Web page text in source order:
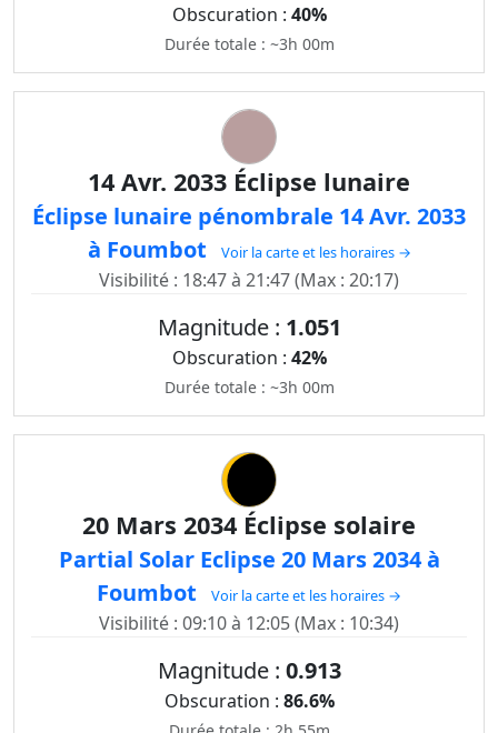
Obscuration : 40%
Durée totale : ~3h 00m
14 Avr. 2033 Éclipse lunaire
Éclipse lunaire pénombrale 14 Avr. 2033
à Foumbot
Voir la carte et les horaires →
Visibilité : 18:47 à 21:47 (Max : 20:17)
Magnitude : 1.051
Obscuration : 42%
Durée totale : ~3h 00m
20 Mars 2034 Éclipse solaire
Partial Solar Eclipse 20 Mars 2034 à
Foumbot
Voir la carte et les horaires →
Visibilité : 09:10 à 12:05 (Max : 10:34)
Magnitude : 0.913
Obscuration : 86.6%